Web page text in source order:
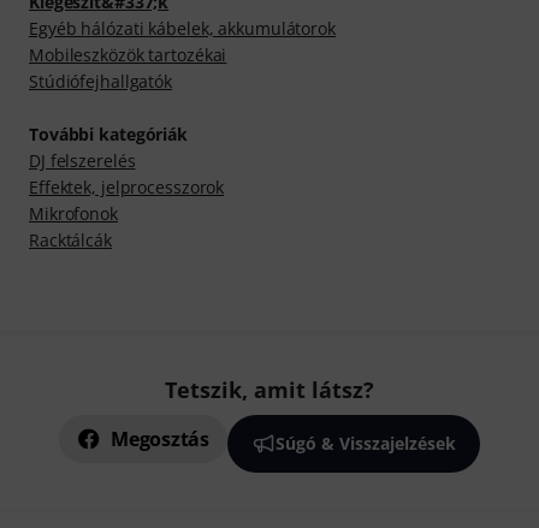
Egyéb hálózati kábelek, akkumulátorok
Mobileszközök tartozékai
Stúdiófejhallgatók
További kategóriák
DJ felszerelés
Effektek, jelprocesszorok
Mikrofonok
Racktálcák
Tetszik, amit látsz?
Megosztás Súgó & Visszajelzések